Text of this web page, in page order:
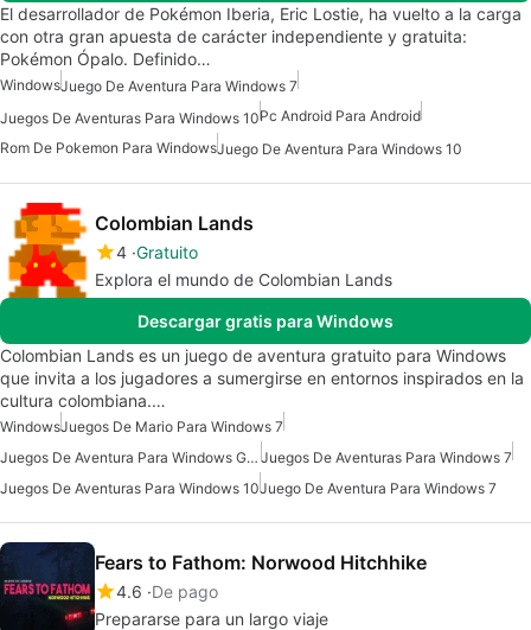
El desarrollador de Pokémon Iberia, Eric Lostie, ha vuelto a la carga
con otra gran apuesta de carácter independiente y gratuita:
Pokémon Ópalo. Definido…
WindowsJuego De Aventura Para Windows 7
Juegos De Aventuras Para Windows 10Pc Android Para Android
Rom De Pokemon Para WindowsJuego De Aventura Para Windows 10
Colombian Lands
4 Gratuito
Explora el mundo de Colombian Lands
Descargar gratis para Windows
Colombian Lands es un juego de aventura gratuito para Windows
que invita a los jugadores a sumergirse en entornos inspirados en la
cultura colombiana.…
WindowsJuegos De Mario Para Windows 7
Juegos De Aventura Para Windows Gratis Juegos De Aventuras Para Windows 7
Juegos De Aventuras Para Windows 10Juego De Aventura Para Windows 7
Fears to Fathom: Norwood Hitchhike
4.6 De pago
Prepararse para un largo viaje